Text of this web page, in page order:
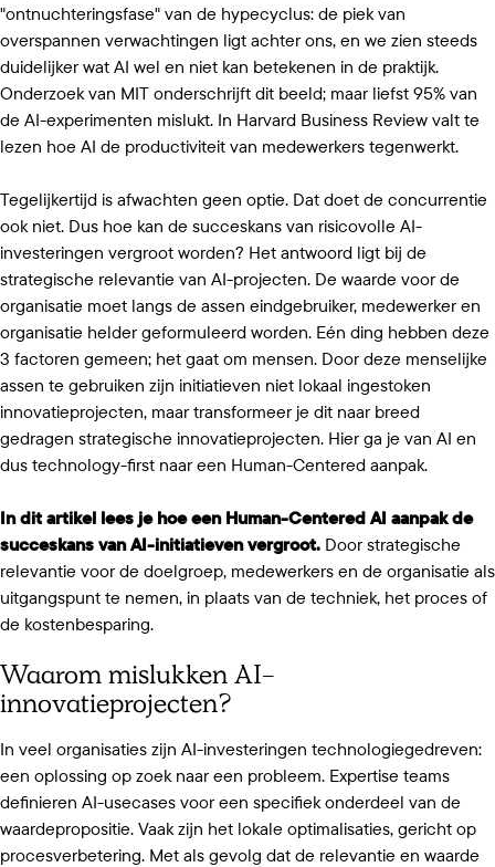
"ontnuchteringsfase" van de hypecyclus: de piek van
overspannen verwachtingen ligt achter ons, en we zien steeds
duidelijker wat AI wel en niet kan betekenen in de praktijk.
Onderzoek van MIT onderschrijft dit beeld; maar liefst 95% van
de AI-experimenten mislukt. In Harvard Business Review valt te
lezen hoe AI de productiviteit van medewerkers tegenwerkt.
Tegelijkertijd is afwachten geen optie. Dat doet de concurrentie
ook niet. Dus hoe kan de succeskans van risicovolle AI-
investeringen vergroot worden? Het antwoord ligt bij de
strategische relevantie van AI-projecten. De waarde voor de
organisatie moet langs de assen eindgebruiker, medewerker en
organisatie helder geformuleerd worden. Eén ding hebben deze
3 factoren gemeen; het gaat om mensen. Door deze menselijke
assen te gebruiken zijn initiatieven niet lokaal ingestoken
innovatieprojecten, maar transformeer je dit naar breed
gedragen strategische innovatieprojecten. Hier ga je van AI en
dus technology-first naar een Human-Centered aanpak.
In dit artikel lees je hoe een Human-Centered AI aanpak de
succeskans van AI-initiatieven vergroot. Door strategische
relevantie voor de doelgroep, medewerkers en de organisatie als
uitgangspunt te nemen, in plaats van de techniek, het proces of
de kostenbesparing.
Waarom mislukken AI-
innovatieprojecten?
In veel organisaties zijn AI-investeringen technologiegedreven:
een oplossing op zoek naar een probleem. Expertise teams
definieren AI-usecases voor een specifiek onderdeel van de
waardepropositie. Vaak zijn het lokale optimalisaties, gericht op
procesverbetering. Met als gevolg dat de relevantie en waarde